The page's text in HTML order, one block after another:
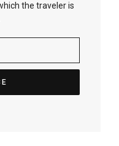
the traveler is